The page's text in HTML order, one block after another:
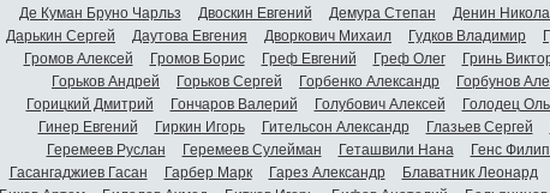
Де Куман Бруно Чарльз
Двоскин Евгений Демура Степан Денин
Дарькин Сергей
Даутова Евгения Дворкович Михаил Гудков Владимир
Громов Алексей
Громов Борис Греф Евгений Греф Олег Гринь
Горьков Андрей
Горьков Сергей Горбенко Александр Горбунов
Горицкий Дмитрий
Гончаров Валерий Голубович Алексей Голодец
Гинер Евгений
Гиркин Игорь Гительсон Александр Глазьев Сергей
Геремеев Руслан
Геремеев Сулейман Геташвили Нана Генс
Гасангаджиев Гасан
Гарбер Марк Гарез Александр Блаватник Леонард